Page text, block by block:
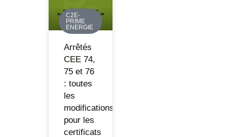
C2E-
PRIME
ENERGIE
Arrêtés
CEE 74,
75 et 76
: toutes
les
modifications
pour les
certificats